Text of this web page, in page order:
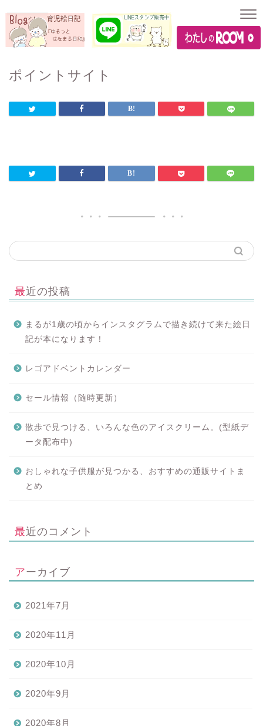
ポイントサイト
最近の投稿
まるが1歳の頃からインスタグラムで描き続けて来た絵日
記が本になります！
レゴアドベントカレンダー
セール情報（随時更新）
散歩で見つける、いろんな色のアイスクリーム。(型紙デ
ータ配布中)
おしゃれな子供服が見つかる、おすすめの通販サイトま
とめ
最近のコメント
アーカイブ
2021年7月
2020年11月
2020年10月
2020年9月
2020年8月